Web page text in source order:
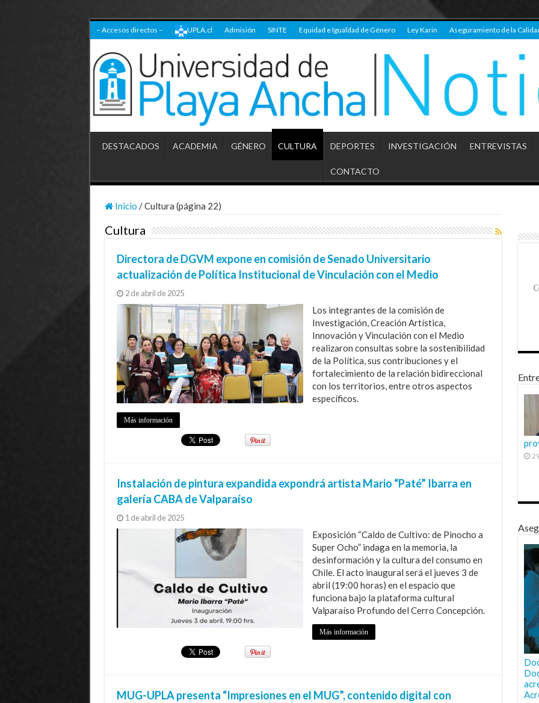
– Accesos directos – UPLA.cl Admisión SINTE Equidad e Igualdad de Género Ley Karin Aseguramiento de la
DESTACADOS ACADEMIA GÉNERO CULTURA DEPORTES INVESTIGACIÓN ENTREVISTAS
CONTACTO
Inicio /Cultura (página 22)
Cultura
Directora de DGVM expone en comisión de Senado Universitario
actualización de Política Institucional de Vinculación con el Medio
2 de abril de 2025
Los integrantes de la comisión de
Investigación, Creación Artística,
Innovación y Vinculación con el Medio
realizaron consultas sobre la sostenibilidad
de la Política, sus contribuciones y el
fortalecimiento de la relación bidireccional
con los territorios, entre otros aspectos
específicos.
Más información
Instalación de pintura expandida expondrá artista Mario “Paté” Ibarra en
galería CABA de Valparaíso
1 de abril de 2025
Exposición “Caldo de Cultivo: de Pinocho a
Super Ocho” indaga en la memoria, la
desinformación y la cultura del consumo en
Chile. El acto inaugural será el jueves 3 de
abril (19:00 horas) en el espacio que
funciona bajo la plataforma cultural
Valparaíso Profundo del Cerro Concepción.
Más información
MUG-UPLA presenta “Impresiones en el MUG”, contenido digital con